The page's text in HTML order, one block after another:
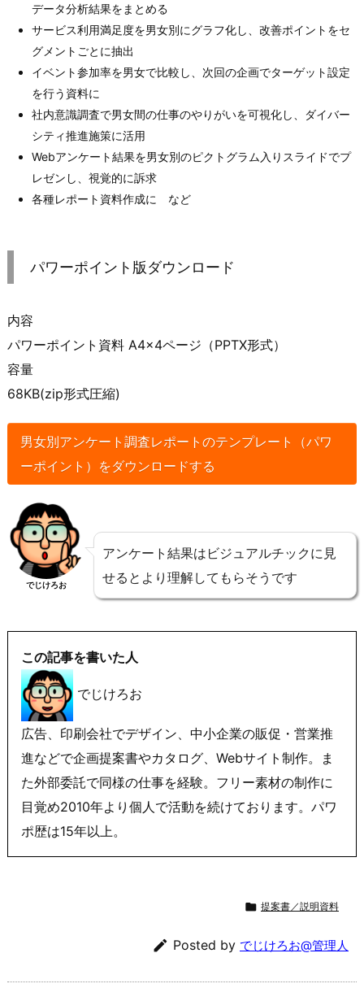
データ分析結果をまとめる
サービス利用満足度を男女別にグラフ化し、改善ポイントをセ
グメントごとに抽出
イベント参加率を男女で比較し、次回の企画でターゲット設定
を行う資料に
社内意識調査で男女間の仕事のやりがいを可視化し、ダイバー
シティ推進施策に活用
Webアンケート結果を男女別のピクトグラム入りスライドでプ
レゼンし、視覚的に訴求
各種レポート資料作成に など
パワーポイント版ダウンロード
内容
パワーポイント資料 A4×4ページ（PPTX形式）
容量
68KB(zip形式圧縮)
男女別アンケート調査レポートのテンプレート（パワ
ーポイント）をダウンロードする
でじけろお
アンケート結果はビジュアルチックに見
せるとより理解してもらそうです
この記事を書いた人
でじけろお
広告、印刷会社でデザイン、中小企業の販促・営業推
進などで企画提案書やカタログ、Webサイト制作。ま
た外部委託で同様の仕事を経験。フリー素材の制作に
目覚め2010年より個人で活動を続けております。パワ
ポ歴は15年以上。
 提案書／説明資料
 Posted by でじけろお@管理人